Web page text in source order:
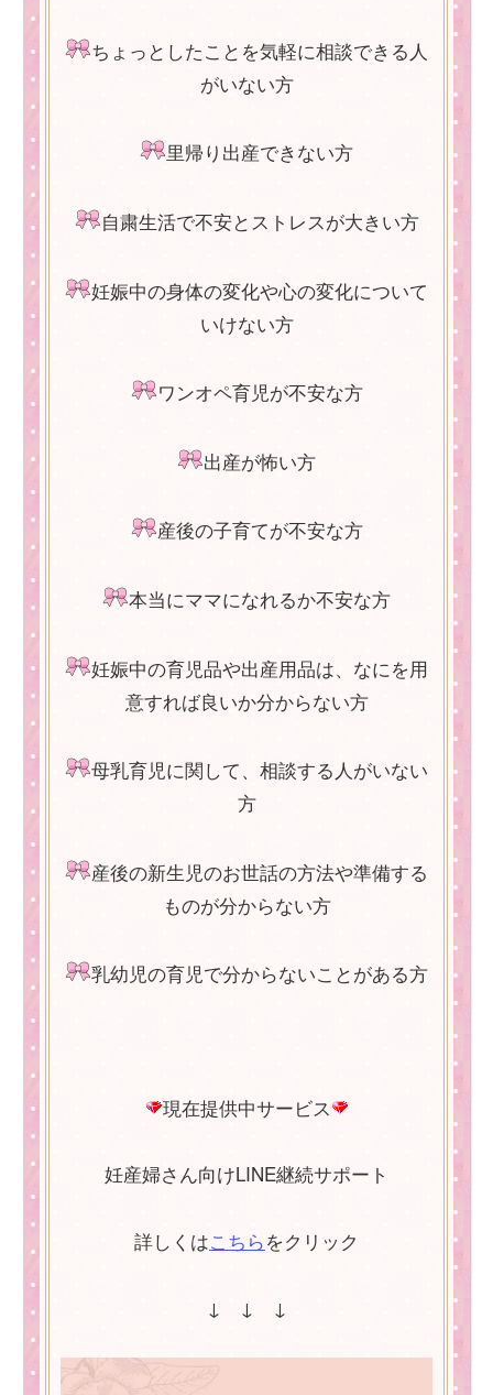
ちょっとしたことを気軽に相談できる人
がいない方
里帰り出産できない方
自粛生活で不安とストレスが大きい方
妊娠中の身体の変化や心の変化について
いけない方
ワンオペ育児が不安な方
出産が怖い方
産後の子育てが不安な方
本当にママになれるか不安な方
妊娠中の育児品や出産用品は、なにを用
意すれば良いか分からない方
母乳育児に関して、相談する人がいない
方
産後の新生児のお世話の方法や準備する
ものが分からない方
乳幼児の育児で分からないことがある方
現在提供中サービス
妊産婦さん向けLINE継続サポート
詳しくはこちらをクリック
↓ ↓ ↓